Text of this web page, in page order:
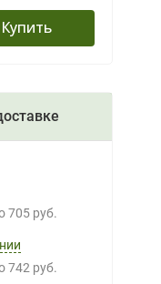
Купить
705 руб.
742 руб.